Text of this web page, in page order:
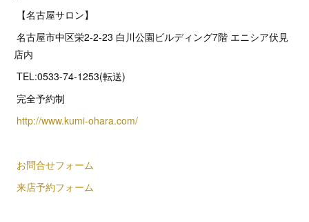
【名古屋サロン】
名古屋市中区栄2‐2‐23 白川公園ビルディング7階 エニシア伏見
店内
TEL:0533-74-1253(転送)
完全予約制
http://www.kumi-ohara.com/
お問合せフォーム
来店予約フォーム